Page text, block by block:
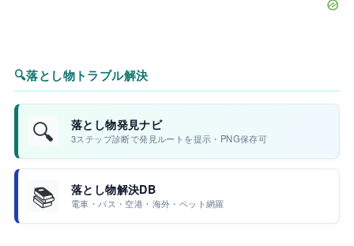
🔍落とし物トラブル解決
🔍 落とし物発見ナビ
3ステップ診断で発見ルートを提示・PNG保存可
📚 落とし物解決DB
電車・バス・空港・海外・ペット網羅